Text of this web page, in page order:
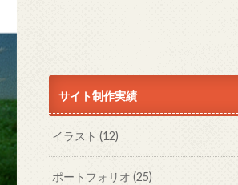
サイト制作実績
イラスト(12)
ポートフォリオ(25)